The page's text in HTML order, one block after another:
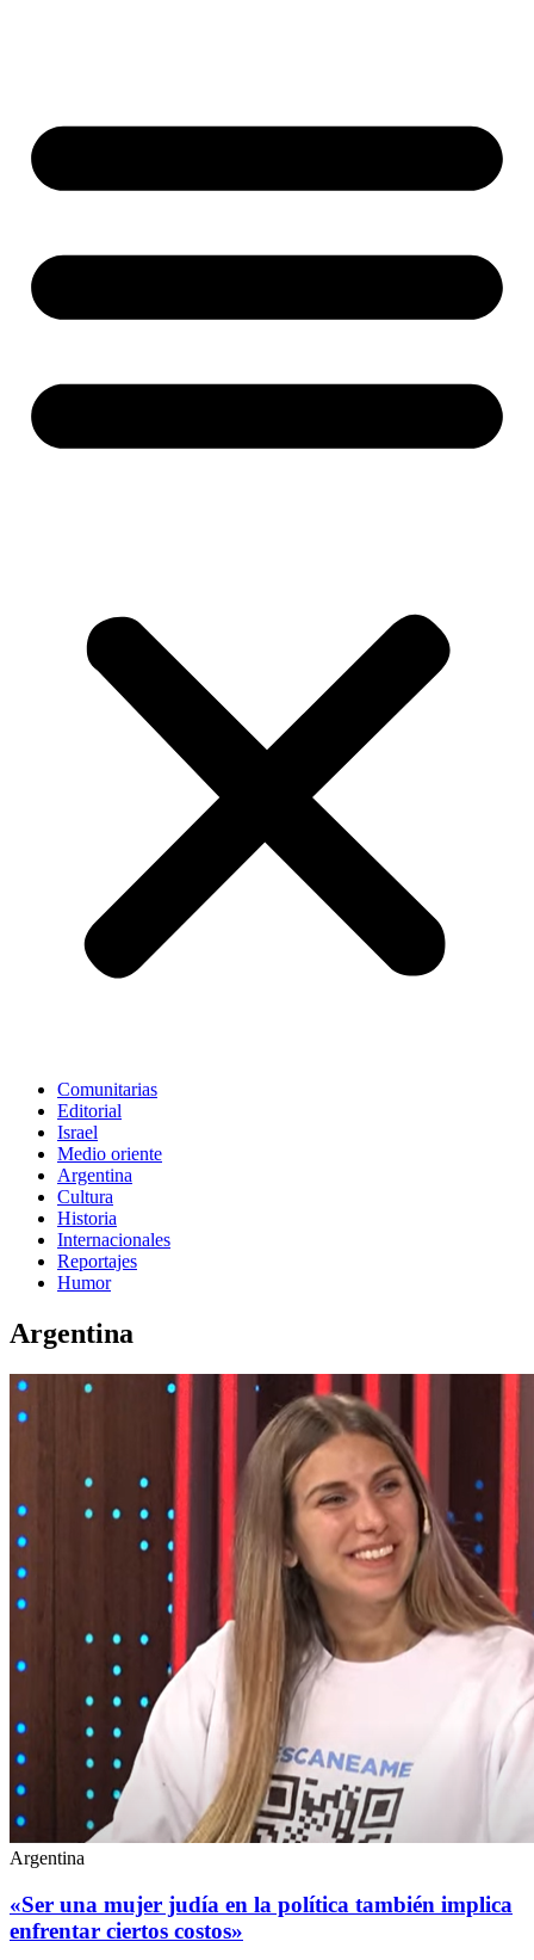
Comunitarias
Editorial
Israel
Medio oriente
Argentina
Cultura
Historia
Internacionales
Reportajes
Humor
Argentina
Argentina
«Ser una mujer judía en la política también implica
enfrentar ciertos costos»